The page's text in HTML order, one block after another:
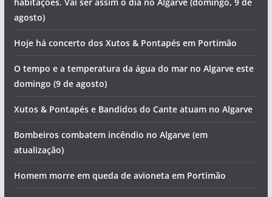
agosto)
Hoje há concerto dos Xutos & Pontapés em Portimão
O tempo e a temperatura da água do mar no Algarve este
domingo (9 de agosto)
Xutos & Pontapés e Bandidos do Cante atuam no Algarve
Bombeiros combatem incêndio no Algarve (em
atualização)
Homem morre em queda de avioneta em Portimão